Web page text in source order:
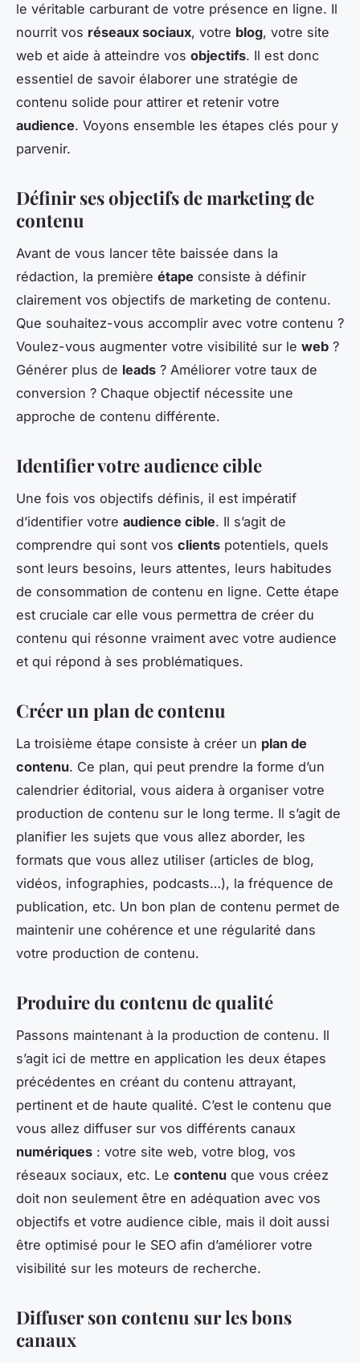
le véritable carburant de votre présence en ligne. Il
nourrit vos réseaux sociaux, votre blog, votre site
web et aide à atteindre vos objectifs. Il est donc
essentiel de savoir élaborer une stratégie de
contenu solide pour attirer et retenir votre
audience. Voyons ensemble les étapes clés pour y
parvenir.
Définir ses objectifs de marketing de
contenu
Avant de vous lancer tête baissée dans la
rédaction, la première étape consiste à définir
clairement vos objectifs de marketing de contenu.
Que souhaitez-vous accomplir avec votre contenu ?
Voulez-vous augmenter votre visibilité sur le web ?
Générer plus de leads ? Améliorer votre taux de
conversion ? Chaque objectif nécessite une
approche de contenu différente.
Identifier votre audience cible
Une fois vos objectifs définis, il est impératif
d’identifier votre audience cible. Il s’agit de
comprendre qui sont vos clients potentiels, quels
sont leurs besoins, leurs attentes, leurs habitudes
de consommation de contenu en ligne. Cette étape
est cruciale car elle vous permettra de créer du
contenu qui résonne vraiment avec votre audience
et qui répond à ses problématiques.
Créer un plan de contenu
La troisième étape consiste à créer un plan de
contenu. Ce plan, qui peut prendre la forme d’un
calendrier éditorial, vous aidera à organiser votre
production de contenu sur le long terme. Il s’agit de
planifier les sujets que vous allez aborder, les
formats que vous allez utiliser (articles de blog,
vidéos, infographies, podcasts…), la fréquence de
publication, etc. Un bon plan de contenu permet de
maintenir une cohérence et une régularité dans
votre production de contenu.
Produire du contenu de qualité
Passons maintenant à la production de contenu. Il
s’agit ici de mettre en application les deux étapes
précédentes en créant du contenu attrayant,
pertinent et de haute qualité. C’est le contenu que
vous allez diffuser sur vos différents canaux
numériques : votre site web, votre blog, vos
réseaux sociaux, etc. Le contenu que vous créez
doit non seulement être en adéquation avec vos
objectifs et votre audience cible, mais il doit aussi
être optimisé pour le SEO afin d’améliorer votre
visibilité sur les moteurs de recherche.
Diffuser son contenu sur les bons
canaux